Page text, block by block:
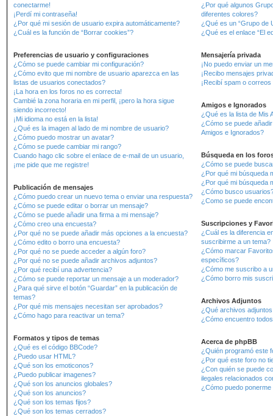
conectarme!
¡Perdí mi contraseña!
¿Por qué mi sesión de usuario expira automáticamente?
¿Cuál es la función de “Borrar cookies”?
Preferencias de usuario y configuraciones
¿Cómo se puede cambiar mi configuración?
¿Cómo evito que mi nombre de usuario aparezca en las
listas de usuarios conectados?
¡La hora en los foros no es correcta!
Cambié la zona horaria en mi perfil, ¡pero la hora sigue
siendo incorrecto!
¡Mi idioma no está en la lista!
¿Qué es la imagen al lado de mi nombre de usuario?
¿Cómo puedo mostrar un avatar?
¿Cómo se puede cambiar mi rango?
Cuando hago clic sobre el enlace de e-mail de un usuario,
¡me pide que me registre!
Publicación de mensajes
¿Cómo puedo crear un nuevo tema o enviar una respuesta?
¿Cómo se puede editar o borrar un mensaje?
¿Cómo se puede añadir una firma a mi mensaje?
¿Cómo creo una encuesta?
¿Por qué no se puede añadir más opciones a la encuesta?
¿Cómo edito o borro una encuesta?
¿Por qué no se puede acceder a algún foro?
¿Por qué no se puede añadir archivos adjuntos?
¿Por qué recibí una advertencia?
¿Cómo se puede reportar un mensaje a un moderador?
¿Para qué sirve el botón “Guardar” en la publicación de
temas?
¿Por qué mis mensajes necesitan ser aprobados?
¿Cómo hago para reactivar un tema?
Formatos y tipos de temas
¿Qué es el código BBCode?
¿Puedo usar HTML?
¿Qué son los emoticonos?
¿Puedo publicar imagenes?
¿Qué son los anuncios globales?
¿Qué son los anuncios?
¿Qué son los temas fijos?
¿Qué son los temas cerrados?
¿Por qué algunos
diferentes colores?
¿Qué es un “Grupo de
¿Qué es el enlace “El
Mensajería privada
¡No puedo enviar un
¡Recibo mensajes
¡Recibí spam o
Amigos e Ignorados
¿Qué es la lista de Mis
¿Cómo se puede
Amigos e Ignorados?
Búsqueda en los
¿Cómo se puede
¿Por qué mi búsqueda
¿Por qué mi búsqueda
¿Cómo busco
¿Como se puede
Suscripciones y
¿Cuál es la diferencia
suscribirme a un tema?
¿Cómo marcar
específicos?
¿Cómo me suscribo a
¿Cómo borro mis
Archivos Adjuntos
¿Qué archivos
¿Cómo encuentro
Acerca de phpBB
¿Quién programó este
¿Por qué este foro no
¿Con quién se puede
ilegales relacionados
¿Cómo puedo